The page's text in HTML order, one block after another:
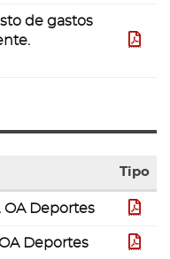
de gastos
Tipo
OA Deportes
Deportes